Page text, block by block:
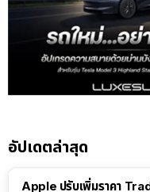
อัปเดตล่าสุด
Apple ปรับเพิ่มราคา